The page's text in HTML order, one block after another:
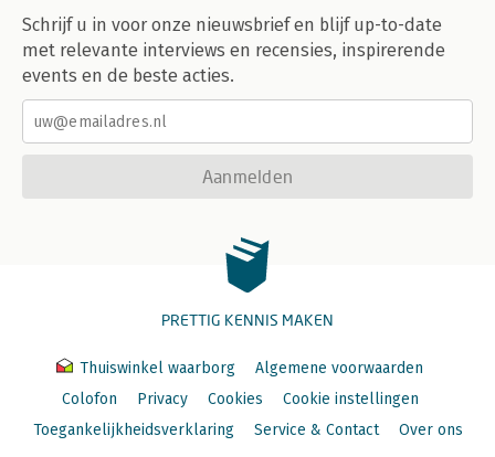
Schrijf u in voor onze nieuwsbrief en blijf up-to-date
met relevante interviews en recensies, inspirerende
events en de beste acties.
Aanmelden
PRETTIG KENNIS MAKEN
Thuiswinkel waarborg
Algemene voorwaarden
Colofon
Privacy Cookies
Cookie instellingen
Toegankelijkheidsverklaring
Service & Contact Over ons